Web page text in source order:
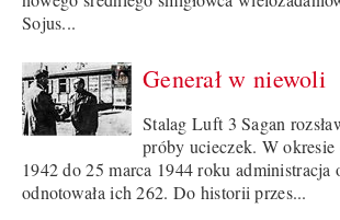
Sojus...
Generał w niewoli
Stalag Luft 3 Sagan
próby ucieczek. W
1942 do 25 marca 1944 roku administracja
odnotowała ich 262. Do historii przes...